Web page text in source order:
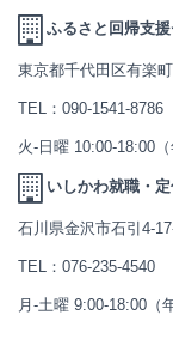
ふるさと回帰支
東京都千代田区有楽
TEL： 090-1541-8786
火-日曜 10:00-18:00（
いしかわ就職・
石川県金沢市石引4-
TEL： 076-235-4540
月-土曜 9:00-18:00（